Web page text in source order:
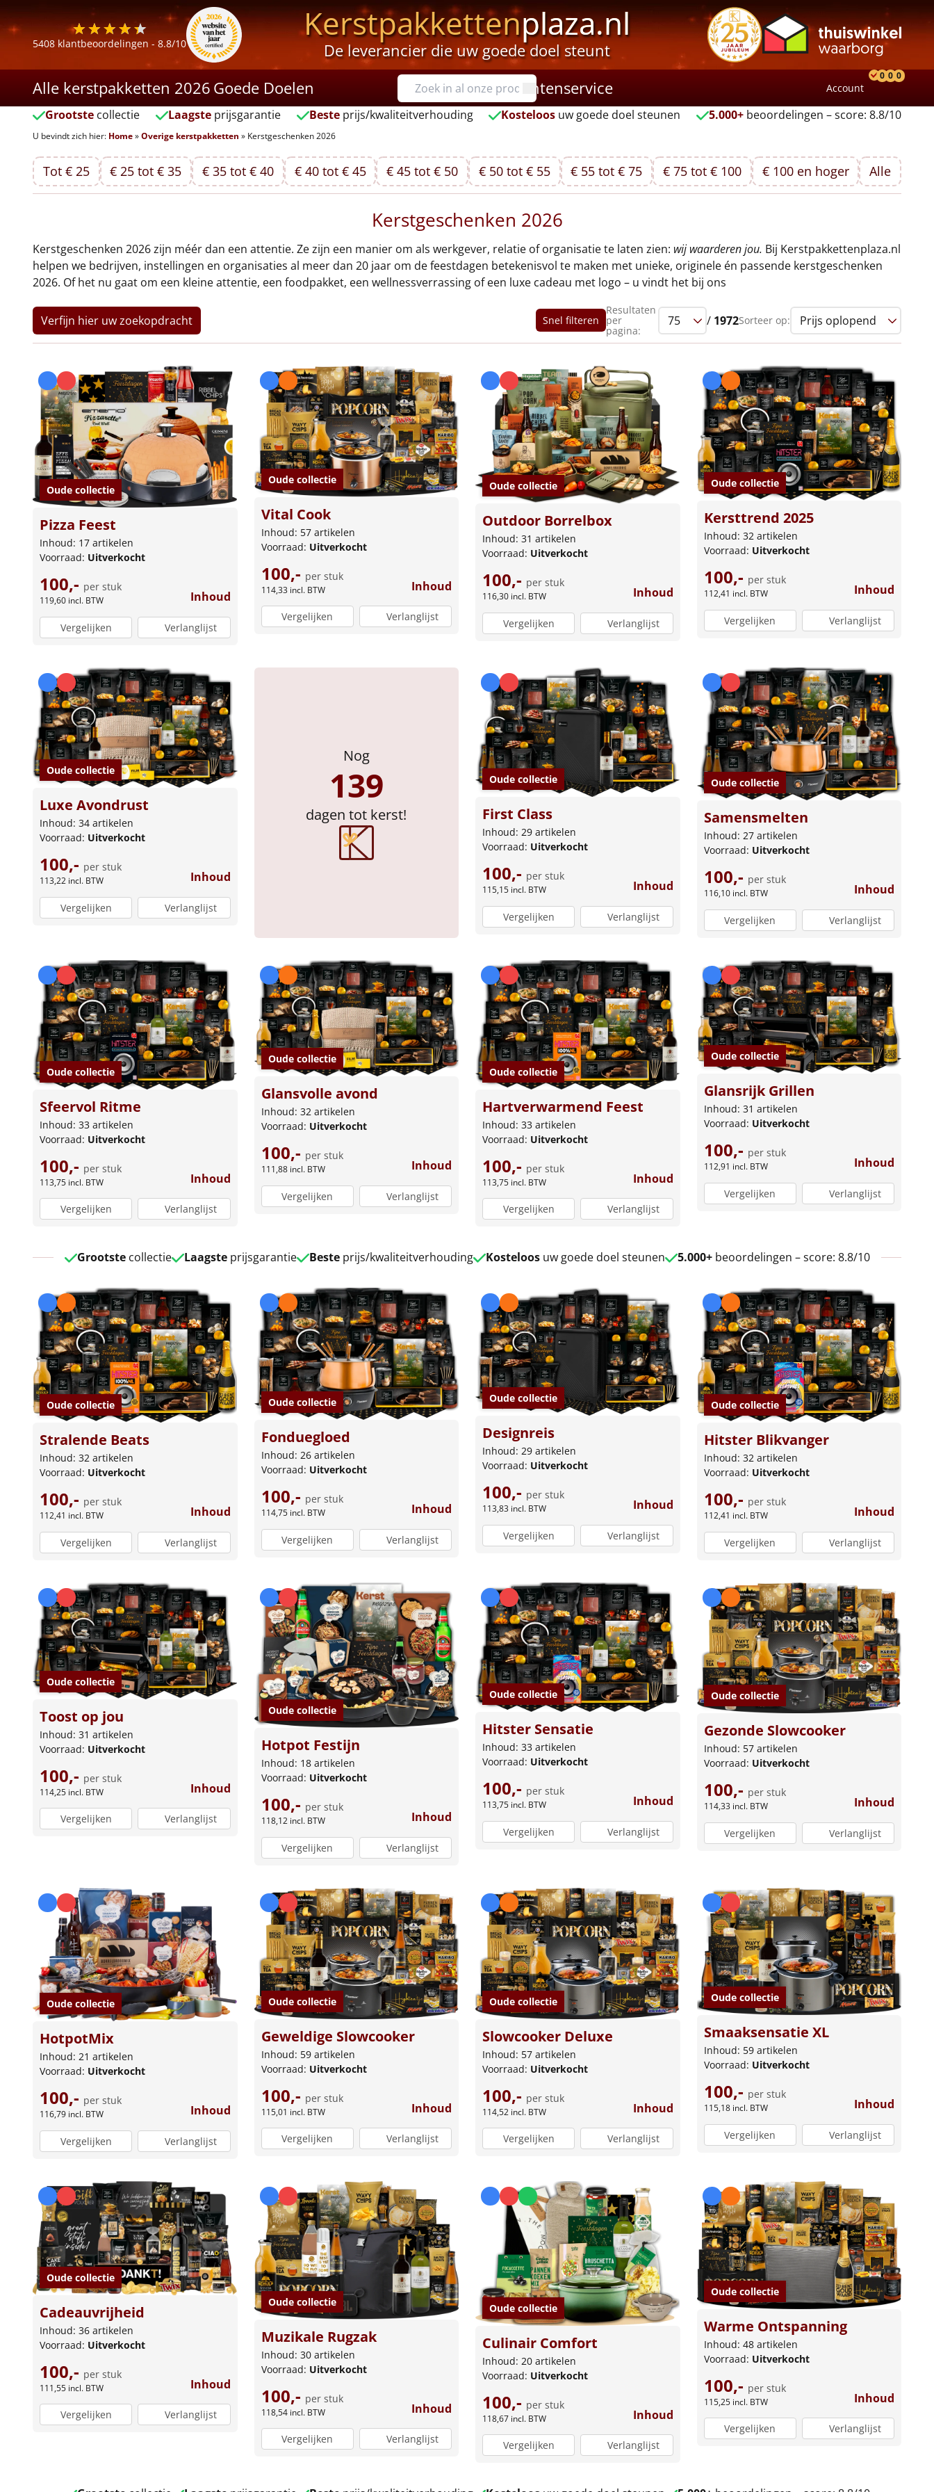
5408 klantbeoordelingen - 8.8/10 Kerstpakkettenplaza.nl
De leverancier die uw goede doel steunt
Alle kerstpakketten 2026 Goede Doelen Klantenservice Account
0 0 0
Grootste collectie Laagsteprijsgarantie Besteprijs/kwaliteitverhouding Kosteloos uw goede doel steunen 5.000+ beoordelingen – score: 8.8/10
U bevindt zich hier: Home»Overige kerstpakketten » Kerstgeschenken 2026
Tot € 25 € 25 tot € 35 € 35 tot € 40 € 40 tot € 45 € 45 tot € 50 € 50 tot € 55 € 55 tot € 75 € 75 tot € 100 € 100 en hoger Alle
Kerstgeschenken 2026
Kerstgeschenken 2026 zijn méér dan een attentie. Ze zijn een manier om als werkgever, relatie of organisatie te laten zien: wij waarderen jou. Bij Kerstpakkettenplaza.nl
helpen we bedrijven, instellingen en organisaties al meer dan 20 jaar om de feestdagen betekenisvol te maken met unieke, originele én passende kerstgeschenken
2026. Of het nu gaat om een kleine attentie, een foodpakket, een wellnessverrassing of een luxe cadeau met logo – u vindt het bij ons
Verfijn hier uw zoekopdracht Snel filteren
Resultaten
per
pagina:
/ 1972Sorteer op:
Oude collectie
Pizza Feest
Inhoud: 17 artikelen
Voorraad: Uitverkocht
100,- per stuk
119,60 incl. BTW Inhoud
Vergelijken Verlanglijst
Oude collectie
Vital Cook
Inhoud: 57 artikelen
Voorraad: Uitverkocht
100,- per stuk
114,33 incl. BTW Inhoud
Vergelijken Verlanglijst
Oude collectie
Outdoor Borrelbox
Inhoud: 31 artikelen
Voorraad: Uitverkocht
100,- per stuk
116,30 incl. BTW Inhoud
Vergelijken Verlanglijst
Oude collectie
Kersttrend 2025
Inhoud: 32 artikelen
Voorraad: Uitverkocht
100,- per stuk
112,41 incl. BTW Inhoud
Vergelijken Verlanglijst
Oude collectie
Luxe Avondrust
Inhoud: 34 artikelen
Voorraad: Uitverkocht
100,- per stuk
113,22 incl. BTW Inhoud
Vergelijken Verlanglijst
Nog
139
dagen tot kerst!
Oude collectie
First Class
Inhoud: 29 artikelen
Voorraad: Uitverkocht
100,- per stuk
115,15 incl. BTW Inhoud
Vergelijken Verlanglijst
Oude collectie
Samensmelten
Inhoud: 27 artikelen
Voorraad: Uitverkocht
100,- per stuk
116,10 incl. BTW Inhoud
Vergelijken Verlanglijst
Oude collectie
Sfeervol Ritme
Inhoud: 33 artikelen
Voorraad: Uitverkocht
100,- per stuk
113,75 incl. BTW Inhoud
Vergelijken Verlanglijst
Oude collectie
Glansvolle avond
Inhoud: 32 artikelen
Voorraad: Uitverkocht
100,- per stuk
111,88 incl. BTW Inhoud
Vergelijken Verlanglijst
Oude collectie
Hartverwarmend Feest
Inhoud: 33 artikelen
Voorraad: Uitverkocht
100,- per stuk
113,75 incl. BTW Inhoud
Vergelijken Verlanglijst
Oude collectie
Glansrijk Grillen
Inhoud: 31 artikelen
Voorraad: Uitverkocht
100,- per stuk
112,91 incl. BTW Inhoud
Vergelijken Verlanglijst
Oude collectie
Stralende Beats
Inhoud: 32 artikelen
Voorraad: Uitverkocht
100,- per stuk
112,41 incl. BTW Inhoud
Vergelijken Verlanglijst
Oude collectie
Fonduegloed
Inhoud: 26 artikelen
Voorraad: Uitverkocht
100,- per stuk
114,75 incl. BTW Inhoud
Vergelijken Verlanglijst
Oude collectie
Designreis
Inhoud: 29 artikelen
Voorraad: Uitverkocht
100,- per stuk
113,83 incl. BTW Inhoud
Vergelijken Verlanglijst
Oude collectie
Hitster Blikvanger
Inhoud: 32 artikelen
Voorraad: Uitverkocht
100,- per stuk
112,41 incl. BTW Inhoud
Vergelijken Verlanglijst
Oude collectie
Toost op jou
Inhoud: 31 artikelen
Voorraad: Uitverkocht
100,- per stuk
114,25 incl. BTW Inhoud
Vergelijken Verlanglijst
Oude collectie
Hotpot Festijn
Inhoud: 18 artikelen
Voorraad: Uitverkocht
100,- per stuk
118,12 incl. BTW Inhoud
Vergelijken Verlanglijst
Oude collectie
Hitster Sensatie
Inhoud: 33 artikelen
Voorraad: Uitverkocht
100,- per stuk
113,75 incl. BTW Inhoud
Vergelijken Verlanglijst
Oude collectie
Gezonde Slowcooker
Inhoud: 57 artikelen
Voorraad: Uitverkocht
100,- per stuk
114,33 incl. BTW Inhoud
Vergelijken Verlanglijst
Oude collectie
HotpotMix
Inhoud: 21 artikelen
Voorraad: Uitverkocht
100,- per stuk
116,79 incl. BTW Inhoud
Vergelijken Verlanglijst
Oude collectie
Geweldige Slowcooker
Inhoud: 59 artikelen
Voorraad: Uitverkocht
100,- per stuk
115,01 incl. BTW Inhoud
Vergelijken Verlanglijst
Oude collectie
Slowcooker Deluxe
Inhoud: 57 artikelen
Voorraad: Uitverkocht
100,- per stuk
114,52 incl. BTW Inhoud
Vergelijken Verlanglijst
Oude collectie
Smaaksensatie XL
Inhoud: 59 artikelen
Voorraad: Uitverkocht
100,- per stuk
115,18 incl. BTW Inhoud
Vergelijken Verlanglijst
Oude collectie
Cadeauvrijheid
Inhoud: 36 artikelen
Voorraad: Uitverkocht
100,- per stuk
111,55 incl. BTW Inhoud
Vergelijken Verlanglijst
Oude collectie
Muzikale Rugzak
Inhoud: 30 artikelen
Voorraad: Uitverkocht
100,- per stuk
118,54 incl. BTW Inhoud
Vergelijken Verlanglijst
Oude collectie
Culinair Comfort
Inhoud: 20 artikelen
Voorraad: Uitverkocht
100,- per stuk
118,67 incl. BTW Inhoud
Vergelijken Verlanglijst
Oude collectie
Warme Ontspanning
Inhoud: 48 artikelen
Voorraad: Uitverkocht
100,- per stuk
115,25 incl. BTW Inhoud
Vergelijken Verlanglijst
Grootstecollectie Laagsteprijsgarantie Besteprijs/kwaliteitverhouding Kosteloosuw goede doel steunen 5.000+beoordelingen – score: 8.8/10